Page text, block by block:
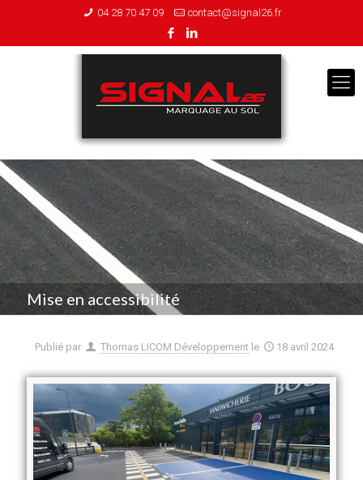
04 28 70 47 09 contact@signal26.fr
Mise en accessibilité
Publié par Thomas LICOM Développement le 18 avril 2024